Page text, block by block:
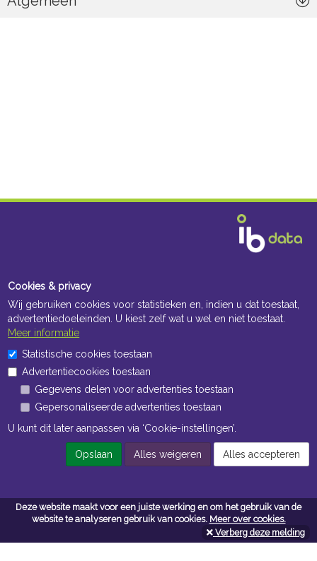
Deze website maakt voor een juiste werking en om het gebruik van de
website te analyseren gebruik van cookies. Meer over cookies.
Verberg deze melding
Openingstijden Kantoor
ma t/m vr 8:30 uur tot 17:00 uur
Openingstijden Magazijn
ma t/m vr 7:00 uur tot 16:30 uur
Algemene voorwaarden
Cookies & privacy
Wij gebruiken cookies voor statistieken en, indien u dat toestaat,
advertentiedoeleinden. U kiest zelf wat u wel en niet toestaat.
Meer informatie
Statistische cookies toestaan
Advertentiecookies toestaan
Gegevens delen voor advertenties toestaan
Gepersonaliseerde advertenties toestaan
U kunt dit later aanpassen via ‘Cookie-instellingen’.
Opslaan Alles weigeren Alles accepteren